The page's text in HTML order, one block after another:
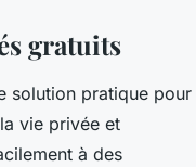
gratuits
solution pratique pour
vie privée et
à des